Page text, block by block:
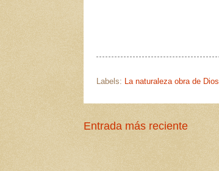
Labels: La naturaleza obra de Dios
Entrada más reciente